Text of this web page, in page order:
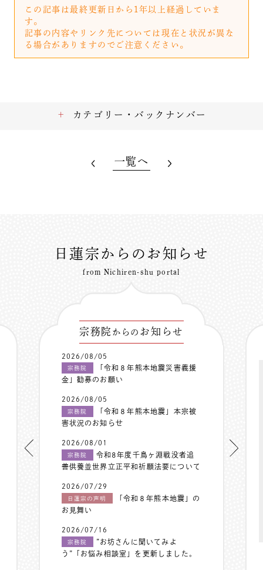
この記事は最終更新日から1年以上経過していま
す。
記事の内容やリンク先については現在と状況が異な
る場合がありますのでご注意ください。
カテゴリー・バックナンバー
一覧へ
日蓮宗からのお知らせ
from Nichiren-shu portal
宗務院 からの お知らせ
2026/08/05
宗務院
「令和８年熊本地震災害義援
金」勧募のお願い
2026/08/05
宗務院
「令和８年熊本地震」本宗被
害状況のお知らせ
2026/08/01
宗務院
令和8年度千鳥ヶ淵戦没者追
善供養並世界立正平和祈願法要について
2026/07/29
日蓮宗の声明
「令和８年熊本地震」の
お見舞い
2026/07/16
宗務院
”お坊さんに聞いてみよ
う”「お悩み相談室」を更新しました。